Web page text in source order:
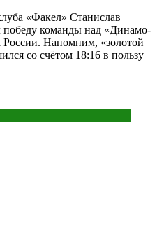
«Факел» Станислав
команды над «Динамо-
Напомним, «золотой
со счётом 18:16 в пользу